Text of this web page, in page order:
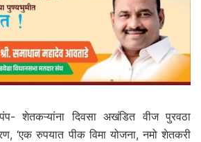
पंप- शेतकऱ्यांना दिवसा अखंडित वीज पुरवठा
‘एक रुपयात पीक विमा योजना, नमो शेतकरी